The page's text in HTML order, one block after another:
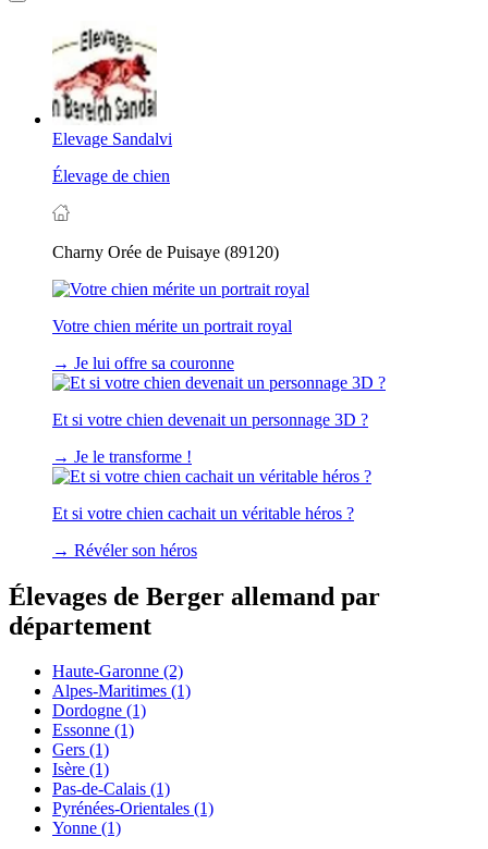
Elevage Sandalvi
Élevage de chien
Charny Orée de Puisaye (89120)
Votre chien mérite un portrait royal
→ Je lui offre sa couronne
Et si votre chien devenait un personnage 3D ?
→ Je le transforme !
Et si votre chien cachait un véritable héros ?
→ Révéler son héros
Élevages de Berger allemand par
département
Haute-Garonne (2)
Alpes-Maritimes (1)
Dordogne (1)
Essonne (1)
Gers (1)
Isère (1)
Pas-de-Calais (1)
Pyrénées-Orientales (1)
Yonne (1)